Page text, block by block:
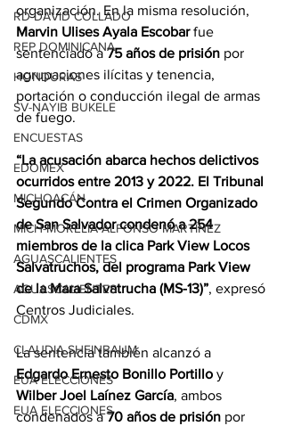
RD-DAVID COLLADO
REP DOMINICANA
HONDURAS
SV-NAYIB BUKELE
ENCUESTAS
EDOMEX
MICHOACÁN
MICH-MORELIA-ALFONSO MARTÍNEZ
AGUASCALIENTES
AGUASCALIENTES
CDMX
CLAUDIA SHEINBAUM
EUA ELECCIONES
EUA ELECCIONES
organización. En la misma resolución,
Marvin Ulises Ayala Escobar fue
sentenciado a 75 años de prisión por
agrupaciones ilícitas y tenencia,
portación o conducción ilegal de armas
de fuego.
“La acusación abarca hechos delictivos
ocurridos entre 2013 y 2022. El Tribunal
Segundo Contra el Crimen Organizado
de San Salvador condenó a 254
miembros de la clica Park View Locos
Salvatruchos, del programa Park View
de la Mara Salvatrucha (MS-13)”, expresó
Centros Judiciales.
La sentencia también alcanzó a
Edgardo Ernesto Bonillo Portillo y
Wilber Joel Laínez García, ambos
condenados a 70 años de prisión por